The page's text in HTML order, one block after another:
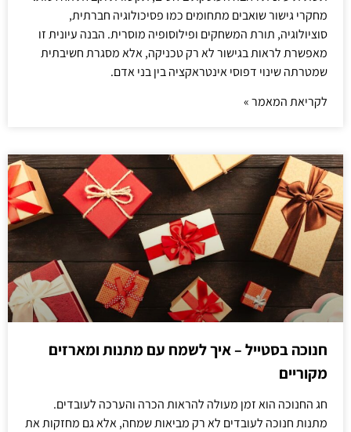
מחקרי גישור שואבים מתחומים כמו פסיכולוגיה חברתית,
סוציולוגיה, תורת המשחקים ופילוסופיה מוסרית. הבנה עיונית זו
מאפשרת לראות בגישור לא רק טכניקה, אלא מסגרת חשיבתית
שמטרתה שינוי דפוסי אינטראקציה בין בני אדם.
לקריאת המאמר »
חנוכה בסטייל – איך לשמח עם מתנות ומארזים
מקוריים
חג החנוכה הוא זמן מעולה להראות הכרה והערכה לעובדים.
מתנות חנוכה לעובדים לא רק מביאות שמחה, אלא גם מחזקות את